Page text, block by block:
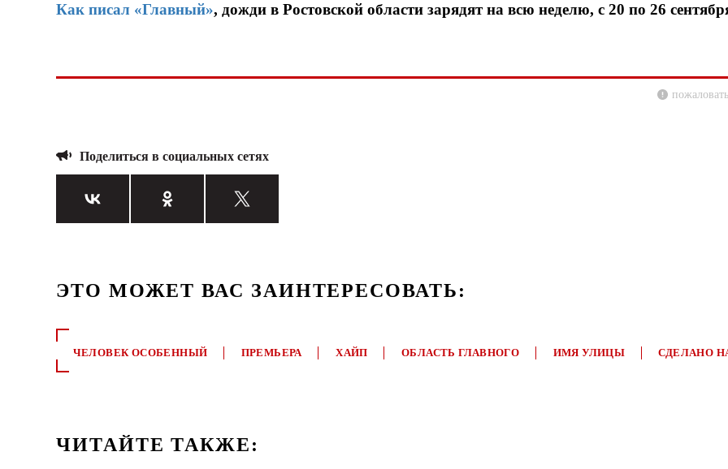
Как писал «Главный», дожди в Ростовской области зарядят на всю неделю, с 20 по 26
Поделиться в социальных сетях
ЭТО МОЖЕТ ВАС ЗАИНТЕРЕСОВАТЬ:
ЧЕЛОВЕК ОСОБЕННЫЙ ПРЕМЬЕРА ХАЙП ОБЛАСТЬ ГЛАВНОГО ИМЯ УЛИЦЫ СДЕЛАНО
ЧИТАЙТЕ ТАКЖЕ: